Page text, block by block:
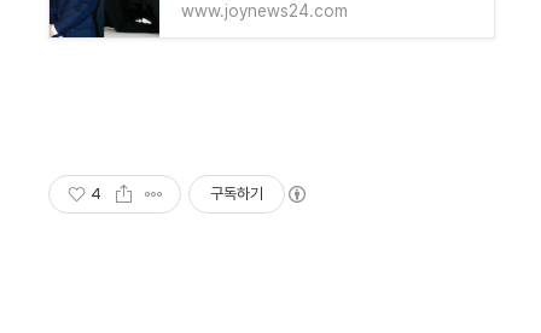
www.joynews24.com
4 구독하기